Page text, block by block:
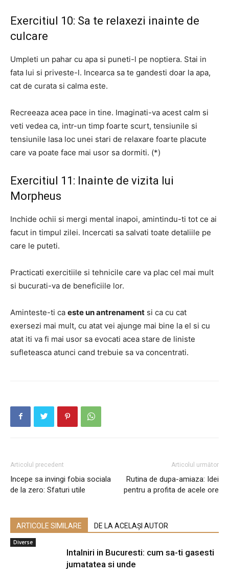
Exercitiul 10: Sa te relaxezi inainte de
culcare
Umpleti un pahar cu apa si puneti-l pe noptiera. Stai in
fata lui si priveste-l. Incearca sa te gandesti doar la apa,
cat de curata si calma este.
Recreeaza acea pace in tine. Imaginati-va acest calm si
veti vedea ca, intr-un timp foarte scurt, tensiunile si
tensiunile lasa loc unei stari de relaxare foarte placute
care va poate face mai usor sa dormiti. (*)
Exercitiul 11: Inainte de vizita lui
Morpheus
Inchide ochii si mergi mental inapoi, amintindu-ti tot ce ai
facut in timpul zilei. Incercati sa salvati toate detaliile pe
care le puteti.
Practicati exercitiile si tehnicile care va plac cel mai mult
si bucurati-va de beneficiile lor.
Aminteste-ti ca este un antrenament si ca cu cat
exersezi mai mult, cu atat vei ajunge mai bine la el si cu
atat iti va fi mai usor sa evocati acea stare de liniste
sufleteasca atunci cand trebuie sa va concentrati.
Articolul precedent
Incepe sa invingi fobia sociala
de la zero: Sfaturi utile
Articolul următor
Rutina de dupa-amiaza: Idei
pentru a profita de acele ore
ARTICOLE SIMILARE DE LA ACELAȘI AUTOR
Diverse
Intalniri in Bucuresti: cum sa-ti gasesti
jumatatea si unde